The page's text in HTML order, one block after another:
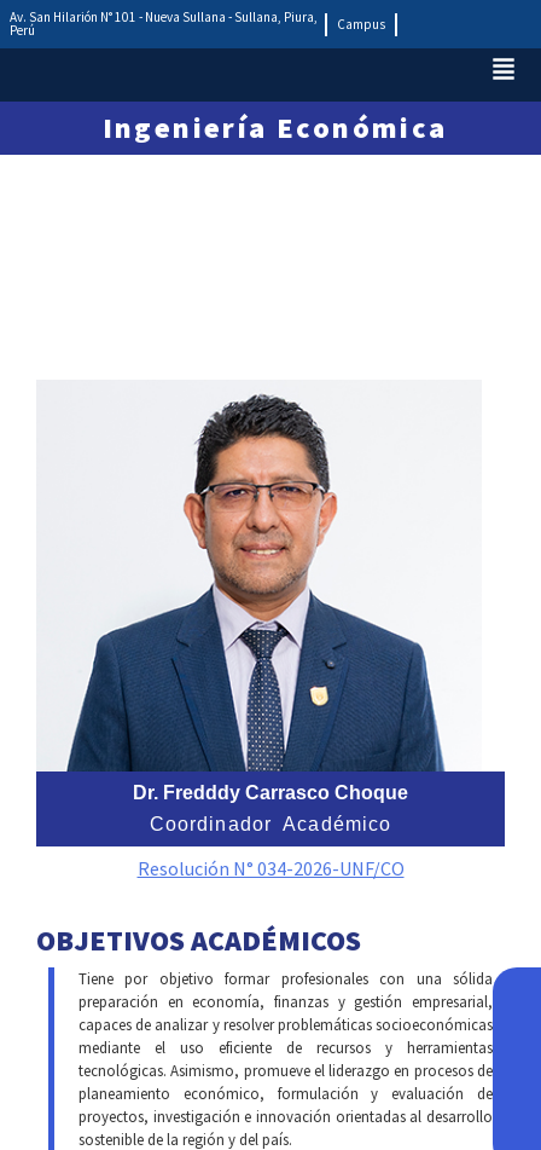
Av. San Hilarión N° 101 - Nueva Sullana - Sullana, Piura,
Perú Campus
Ingeniería Económica
Dr. Fredddy Carrasco Choque
Coordinador Académico
Resolución N° 034-2026-UNF/CO
OBJETIVOS ACADÉMICOS
Tiene por objetivo formar profesionales con una sólida
preparación en economía, finanzas y gestión empresarial,
capaces de analizar y resolver problemáticas socioeconómicas
mediante el uso eficiente de recursos y herramientas
tecnológicas. Asimismo, promueve el liderazgo en procesos de
planeamiento económico, formulación y evaluación de
proyectos, investigación e innovación orientadas al desarrollo
sostenible de la región y del país.